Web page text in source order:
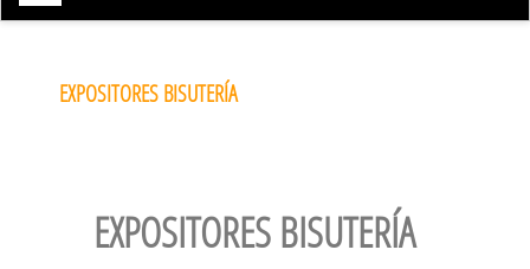
EXPOSITORES BISUTERÍA
EXPOSITORES BISUTERÍA